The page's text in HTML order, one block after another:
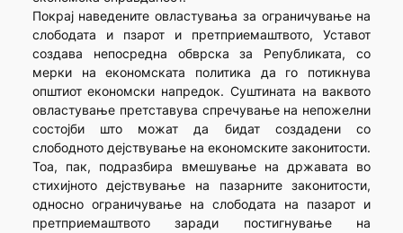
Покрај наведените овластувања за ограничување на
слободата и пзарот и претприемаштвото, Уставот
создава непосредна обврска за Републиката, со
мерки на економската политика да го потикнува
општиот економски напредок. Суштината на ваквото
овластување претставува спречување на непожелни
состојби што можат да бидат создадени со
слободното дејствување на економските законитости.
Тоа, пак, подразбира вмешување на државата во
стихијното дејствување на пазарните законитости,
односно ограничување на слободата на пазарот и
претприемаштвото заради постигнување на